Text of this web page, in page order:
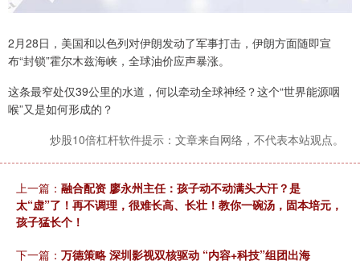
2月28日，美国和以色列对伊朗发动了军事打击，伊朗方面随即宣
布“封锁”霍尔木兹海峡，全球油价应声暴涨。
这条最窄处仅39公里的水道，何以牵动全球神经？这个“世界能源咽
喉”又是如何形成的？
炒股10倍杠杆软件提示：文章来自网络，不代表本站观点。
上一篇： 融合配资 廖永州主任：孩子动不动满头大汗？是
太“虚”了！再不调理，很难长高、长壮！教你一碗汤，固本培元，
孩子猛长个！
下一篇： 万德策略 深圳影视双核驱动 “内容+科技”组团出海